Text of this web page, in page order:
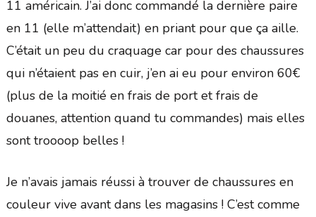
11 américain. J’ai donc commandé la dernière paire
en 11 (elle m’attendait) en priant pour que ça aille.
C’était un peu du craquage car pour des chaussures
qui n’étaient pas en cuir, j’en ai eu pour environ 60€
(plus de la moitié en frais de port et frais de
douanes, attention quand tu commandes) mais elles
sont troooop belles !
Je n’avais jamais réussi à trouver de chaussures en
couleur vive avant dans les magasins ! C’est comme